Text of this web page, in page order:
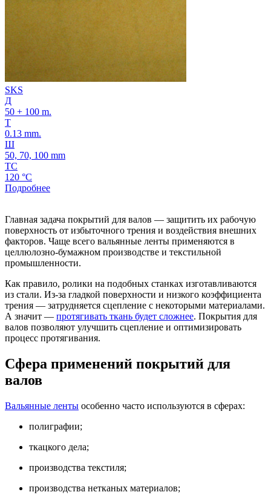
SKS
Д
50 + 100 m.
Т
0.13 mm.
Ш
50, 70, 100 mm
ТС
120 °C
Подробнее
Главная задача покрытий для валов — защитить их рабочую
поверхность от избыточного трения и воздействия внешних
факторов. Чаще всего вальянные ленты применяются в
целлюлозно-бумажном производстве и текстильной
промышленности.
Как правило, ролики на подобных станках изготавливаются
из стали. Из-за гладкой поверхности и низкого коэффициента
трения — затрудняется сцепление с некоторыми материалами.
А значит — протягивать ткань будет сложнее. Покрытия для
валов позволяют улучшить сцепление и оптимизировать
процесс протягивания.
Сфера применений покрытий для
валов
Вальянные ленты особенно часто используются в сферах:
полиграфии;
ткацкого дела;
производства текстиля;
производства нетканых материалов;